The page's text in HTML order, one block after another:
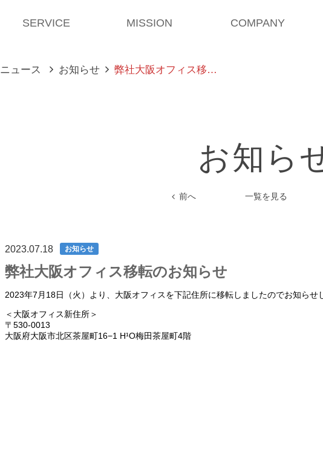
SERVICE MISSION COMPANY
ニュース お知らせ 弊社大阪オフィス移…
お知ら
前へ 一覧を見る
2023.07.18 お知らせ
弊社大阪オフィス移転のお知らせ
2023年7月18日（火）より、大阪オフィスを下記住所に移転しましたのでお知らせ
＜大阪オフィス新住所＞
〒530-0013
大阪府大阪市北区茶屋町16−1 H¹O梅田茶屋町4階